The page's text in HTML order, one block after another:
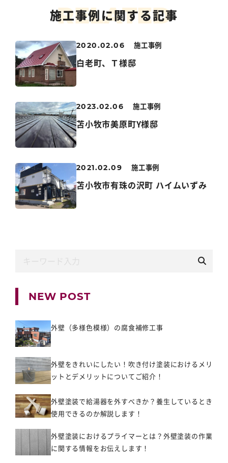
RELATED
施工事例に関する記事
2020.02.06 施工事例
白老町、Ｔ様邸
2023.02.06 施工事例
苫小牧市美原町Y様邸
2021.02.09 施工事例
苫小牧市有珠の沢町 ハイムいずみ
NEW POST
外壁（多様色模様）の腐食補修工事
外壁をきれいにしたい！吹き付け塗装におけるメリ
ットとデメリットについてご紹介！
外壁塗装で給湯器を外すべきか？養生しているとき
使用できるのか解説します！
外壁塗装におけるプライマーとは？外壁塗装の作業
に関する情報をお伝えします！